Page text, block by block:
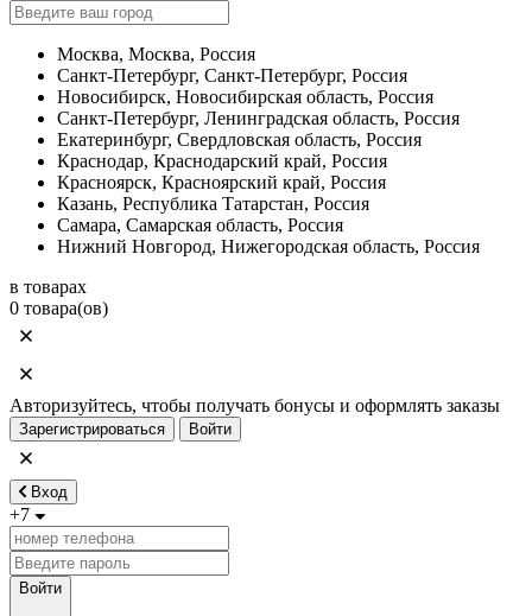
Москва, Москва, Россия
Санкт-Петербург, Санкт-Петербург, Россия
Новосибирск, Новосибирская область, Россия
Санкт-Петербург, Ленинградская область, Россия
Екатеринбург, Свердловская область, Россия
Краснодар, Краснодарский край, Россия
Красноярск, Красноярский край, Россия
Казань, Республика Татарстан, Россия
Самара, Самарская область, Россия
Нижний Новгород, Нижегородская область, Россия
в товарах
0 товара(ов)
Авторизуйтесь, чтобы получать бонусы и оформлять заказы
Зарегистрироваться Войти
Вход
+7
Войти